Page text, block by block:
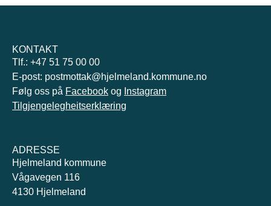
KONTAKT
Tlf.: +47 51 75 00 00
E-post: postmottak@hjelmeland.kommune.no
Følg oss på Facebook og Instagram
Tilgjengelegheitserklæring
ADRESSE
Hjelmeland kommune
Vågavegen 116
4130 Hjelmeland